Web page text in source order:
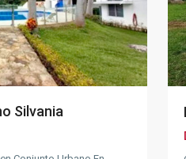
Next
Silvania